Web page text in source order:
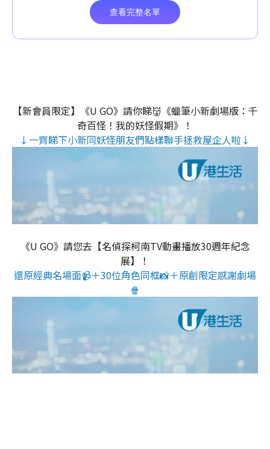
【新會員限定】《U GO》請你睇👹《蠟筆小新劇場版：千
奇百怪！我的妖怪假期》！
↓一齊睇下小新同妖怪朋友們點樣聯手拯救屋企人啦↓
《U GO》請您去【名偵探柯南TV動畫播放30週年紀念
展】！
還原經典名場面📹＋30位角色同框📸＋原創限定感謝劇場
🍿